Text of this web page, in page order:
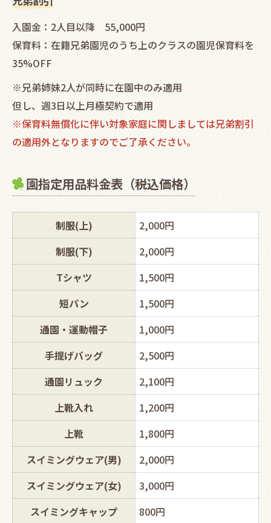
入園金：2人目以降 55,000円
保育料：在籍兄弟園児のうち上のクラスの園児保育料を
35%OFF
※兄弟姉妹2人が同時に在園中のみ適用
但し、週3日以上月極契約で適用
※保育料無償化に伴い対象家庭に関しましては兄弟割引
の適用外となりますのでご了承ください。
園指定用品料金表（税込価格）
制服(上)
2,000円
制服(下)
2,000円
Tシャツ
1,500円
短パン
1,500円
通園・運動帽子
1,000円
手提げバッグ
2,500円
通園リュック
2,100円
上靴入れ
1,200円
上靴
1,800円
スイミングウェア(男)
2,000円
スイミングウェア(女)
3,000円
スイミングキャップ
800円